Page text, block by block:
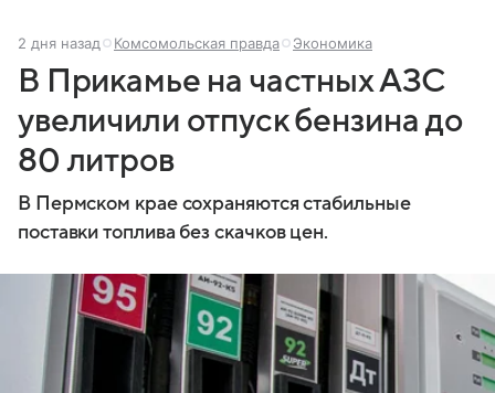
2 дня назад Комсомольская правда Экономика
В Прикамье на частных АЗС
увеличили отпуск бензина до
80 литров
В Пермском крае сохраняются стабильные
поставки топлива без скачков цен.